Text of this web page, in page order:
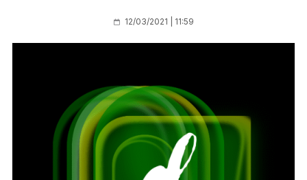
12/03/2021 | 11:59